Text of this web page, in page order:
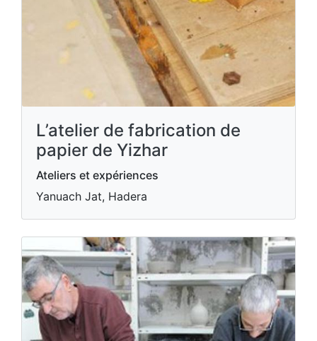
L’atelier de fabrication de
papier de Yizhar
Ateliers et expériences
Yanuach Jat, Hadera